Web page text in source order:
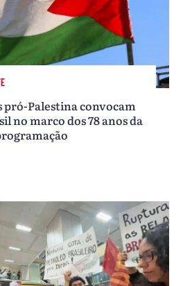
pró-Palestina convocam
no marco dos 78 anos da